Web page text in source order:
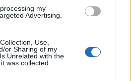
my
Advertising.
Use,
or Sharing of my
Unrelated with the
was collected.